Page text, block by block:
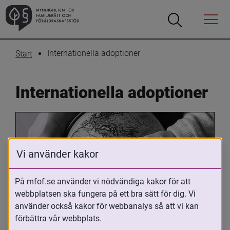
Öppna
Öppna
Menyn
Start Internationella adoptioner
Internationella adoptioner
Oavsett om du är adopterad,
adoptivförälder eller arbetar med
Vi använder kakor
På mfof.se använder vi nödvändiga kakor för att
webbplatsen ska fungera på ett bra sätt för dig. Vi
använder också kakor för webbanalys så att vi kan
förbättra vår webbplats.